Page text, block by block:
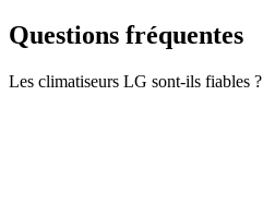
Questions fréquentes
Les climatiseurs LG sont-ils fiables ?